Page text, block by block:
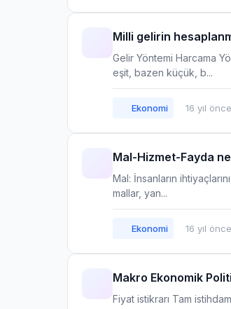
Milli gelirin
Gelir Yöntemi Harcama
eşit, bazen küçük, b...
Ekonomi 16 yıl önce
Mal-Hizmet-Fayda
Mal: İnsanların
mallar, yan...
Ekonomi 16 yıl önce
Makro Ekonomik
Fiyat istikrarı Tam